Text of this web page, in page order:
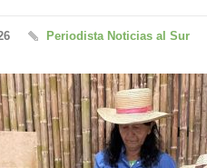
Periodista Noticias al Sur